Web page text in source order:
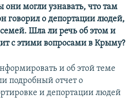
они могли узнавать, что там
говорил о депортации людей,
Шла ли речь об этом и
с этими вопросами в Крыму?
и об этой теме
подробный отчет о
и депортации людей